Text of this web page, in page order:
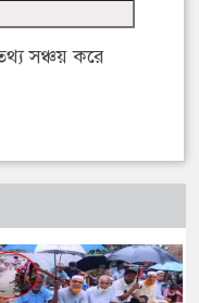
সঞ্চয় করে